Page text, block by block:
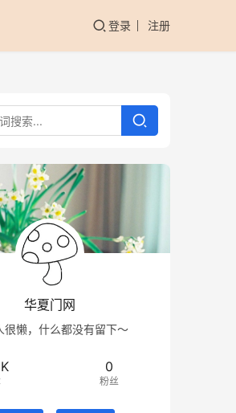
登录 注册
华夏门网
很懒，什么都没有留下～
0
粉丝